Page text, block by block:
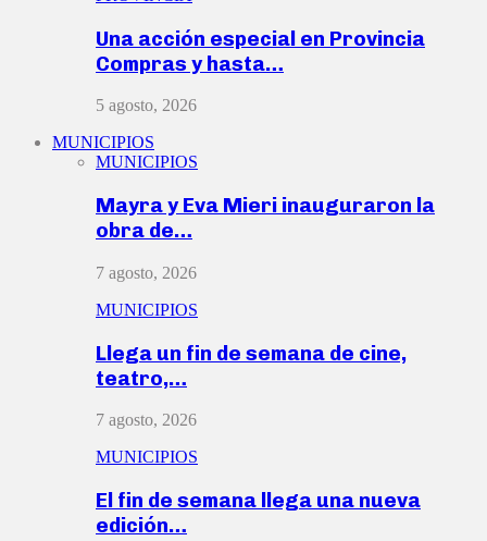
Una acción especial en Provincia
Compras y hasta…
5 agosto, 2026
MUNICIPIOS
MUNICIPIOS
Mayra y Eva Mieri inauguraron la
obra de…
7 agosto, 2026
MUNICIPIOS
Llega un fin de semana de cine,
teatro,…
7 agosto, 2026
MUNICIPIOS
El fin de semana llega una nueva
edición…